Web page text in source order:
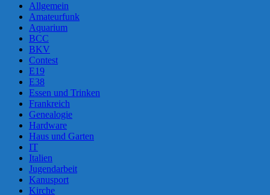
Allgemein
Amateurfunk
Aquarium
BCC
BKV
Contest
E19
E38
Essen und Trinken
Frankreich
Genealogie
Hardware
Haus und Garten
IT
Italien
Jugendarbeit
Kanusport
Kirche